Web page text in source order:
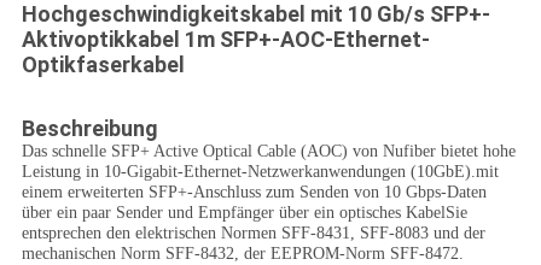
Hochgeschwindigkeitskabel mit 10 Gb/s SFP+-
Aktivoptikkabel 1m SFP+-AOC-Ethernet-
Optikfaserkabel
Beschreibung
Das schnelle SFP+ Active Optical Cable (AOC) von Nufiber bietet hohe
Leistung in 10-Gigabit-Ethernet-Netzwerkanwendungen (10GbE).mit
einem erweiterten SFP+-Anschluss zum Senden von 10 Gbps-Daten
über ein paar Sender und Empfänger über ein optisches KabelSie
entsprechen den elektrischen Normen SFF-8431, SFF-8083 und der
mechanischen Norm SFF-8432, der EEPROM-Norm SFF-8472.